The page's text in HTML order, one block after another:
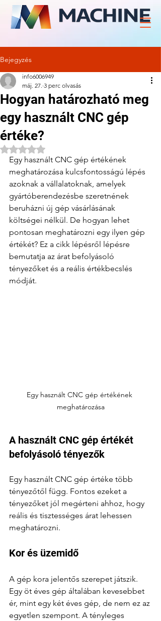
Bejegyzés
Hogyan határozható meg
egy használt CNC gép
értéke?
info6006949
máj. 27. 3 perc olvasás
NaN csillagot kapott az 5-ből.
Egy használt CNC gép értékének
meghatározása kulcsfontosságú lépés
azoknak a vállalatoknak, amelyek
gyártóberendezésbe szeretnének
beruházni új gép vásárlásának
költségei nélkül. De hogyan lehet
pontosan meghatározni egy ilyen gép
értékét? Ez a cikk lépésről lépésre
bemutatja az árat befolyásoló
tényezőket és a reális értékbecslés
módját.
Egy használt CNC gép értékének
meghatározása
A használt CNC gép értékét
befolyásoló tényezők
Egy használt CNC gép értéke több
tényezőtől függ. Fontos ezeket a
tényezőket jól megérteni ahhoz, hogy
reális és tisztességes árat lehessen
meghatározni.
Kor és üzemidő
A gép kora jelentős szerepet játszik.
Egy öt éves gép általában kevesebbet
ér, mint egy két éves gép, de nem ez az
egyetlen szempont. A tényleges